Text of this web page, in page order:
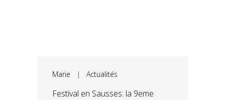
Marie | Actualités
Festival en Sausses: la 9eme